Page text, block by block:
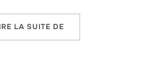
LA SUITE DE« UN HIVER